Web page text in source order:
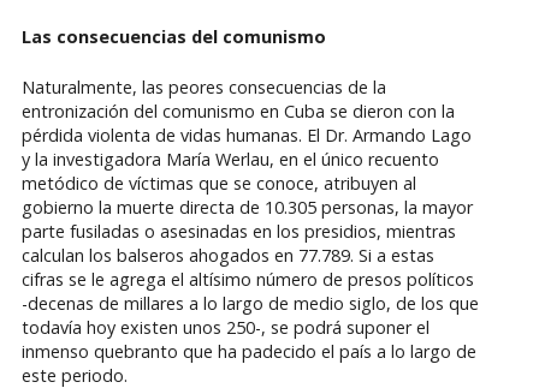
Las consecuencias del comunismo
Naturalmente, las peores consecuencias de la
entronización del comunismo en Cuba se dieron con la
pérdida violenta de vidas humanas. El Dr. Armando Lago
y la investigadora María Werlau, en el único recuento
metódico de víctimas que se conoce, atribuyen al
gobierno la muerte directa de 10.305 personas, la mayor
parte fusiladas o asesinadas en los presidios, mientras
calculan los balseros ahogados en 77.789. Si a estas
cifras se le agrega el altísimo número de presos políticos
-decenas de millares a lo largo de medio siglo, de los que
todavía hoy existen unos 250-, se podrá suponer el
inmenso quebranto que ha padecido el país a lo largo de
este periodo.